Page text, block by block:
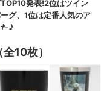
10枚）